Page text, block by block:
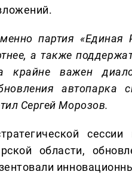
партия «Единая
а также
крайне важен
автопарка
Сергей Морозов.
области,